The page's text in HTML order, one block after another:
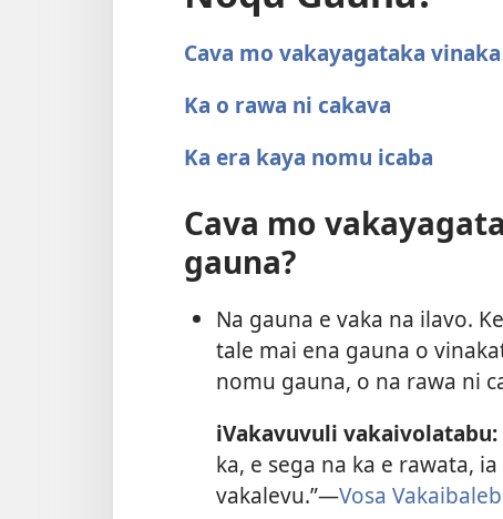
Cava mo vakayagataka
Ka o rawa ni cakava
Ka era kaya nomu icaba
Cava mo
gauna?
Na gauna e vaka na ilavo.
tale mai ena gauna o
nomu gauna, o na rawa ni
iVakavuvuli vakaivolatabu:
ka, e sega na ka e rawata,
vakalevu.”​—Vosa